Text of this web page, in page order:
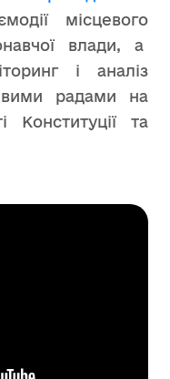
місцевого
влади, а
і аналіз
радами на
Конституції та